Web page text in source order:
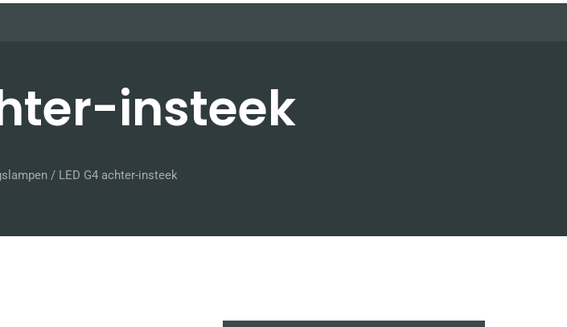
insteek
/ LED G4 achter-insteek